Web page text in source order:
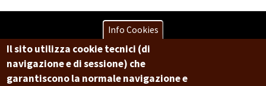
Copyright © 2017 Città metropolitana di Genova | CF:
80007350103
Info Cookies
Il sito utilizza cookie tecnici (di
navigazione e di sessione) che
garantiscono la normale navigazione e